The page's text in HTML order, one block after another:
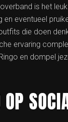
is het
en eventueel
die doen
ervaring
en dompel